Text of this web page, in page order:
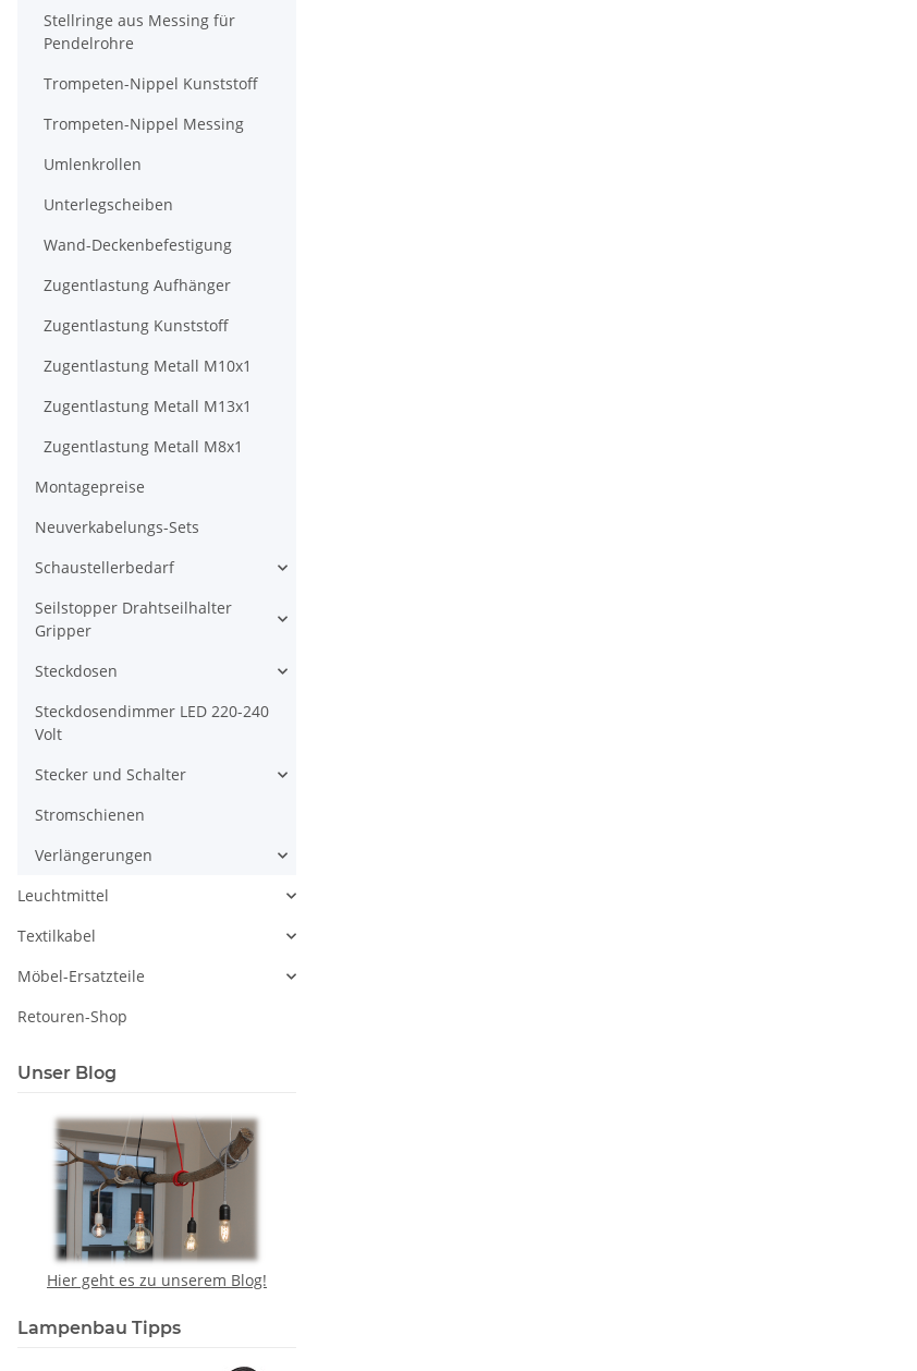
Stellringe aus Messing für
Pendelrohre
Trompeten-Nippel Kunststoff
Trompeten-Nippel Messing
Umlenkrollen
Unterlegscheiben
Wand-Deckenbefestigung
Zugentlastung Aufhänger
Zugentlastung Kunststoff
Zugentlastung Metall M10x1
Zugentlastung Metall M13x1
Zugentlastung Metall M8x1
Montagepreise
Neuverkabelungs-Sets
Schaustellerbedarf
Seilstopper Drahtseilhalter
Gripper
Steckdosen
Steckdosendimmer LED 220-240
Volt
Stecker und Schalter
Stromschienen
Verlängerungen
Leuchtmittel
Textilkabel
Möbel-Ersatzteile
Retouren-Shop
Unser Blog
Hier geht es zu unserem Blog!
Lampenbau Tipps